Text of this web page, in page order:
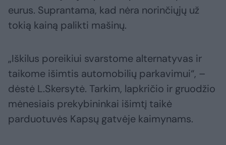
eurus. Suprantama, kad nėra norinčiųjų už
tokią kainą palikti mašinų.
„Iškilus poreikiui svarstome alternatyvas ir
taikome išimtis automobilių parkavimui“, –
dėstė L.Skersytė. Tarkim, lapkričio ir gruodžio
mėnesiais prekybininkai išimtį taikė
parduotuvės Kapsų gatvėje kaimynams.